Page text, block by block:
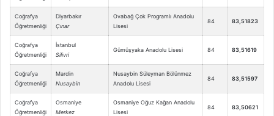
Coğrafya
Öğretmenliği
Diyarbakır
Çınar
Ovabağ Çok Programlı Anadolu
Lisesi
84 83,51823
Coğrafya
Öğretmenliği
İstanbul
Silivri
Gümüşyaka Anadolu Lisesi 84 83,51619
Coğrafya
Öğretmenliği
Mardin
Nusaybin
Nusaybin Süleyman Bölünmez
Anadolu Lisesi
84 83,51597
Coğrafya
Öğretmenliği
Osmaniye
Merkez
Osmaniye Oğuz Kağan Anadolu
Lisesi
84 83,50621